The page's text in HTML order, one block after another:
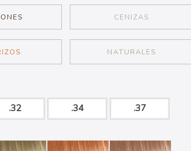
CENIZAS
NATURALES
.32 .34 .37